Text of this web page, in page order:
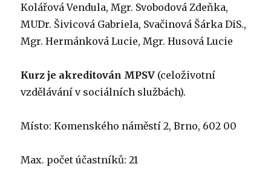
Kolářová Vendula, Mgr. Svobodová Zdeňka,
MUDr. Šivicová Gabriela, Svačinová Šárka DiS.,
Mgr. Hermánková Lucie, Mgr. Husová Lucie
Kurz je akreditován MPSV (celoživotní
vzdělávání v sociálních službách).
Místo: Komenského náměstí 2, Brno, 602 00
Max. počet účastníků: 21